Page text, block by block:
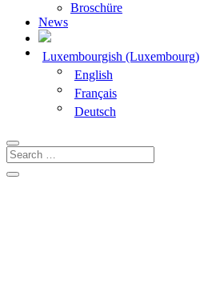
Broschüre
News
Luxembourgish (Luxembourg)
English
Français
Deutsch